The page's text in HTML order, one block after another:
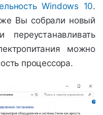
Windows 10.
Вы собрали новый
можно
процессора.